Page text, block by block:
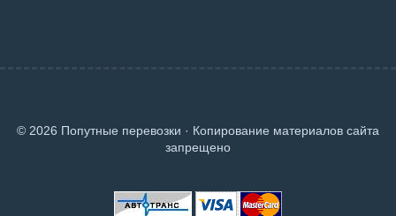
© 2026 Попутные перевозки · Копирование материалов сайта
запрещено